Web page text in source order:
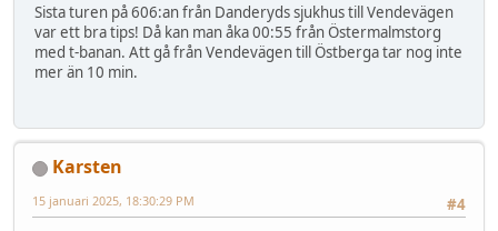
Sista turen på 606:an från Danderyds sjukhus till Vendevägen
var ett bra tips! Då kan man åka 00:55 från Östermalmstorg
med t-banan. Att gå från Vendevägen till Östberga tar nog inte
mer än 10 min.
Karsten
#4
15 januari 2025, 18:30:29 PM